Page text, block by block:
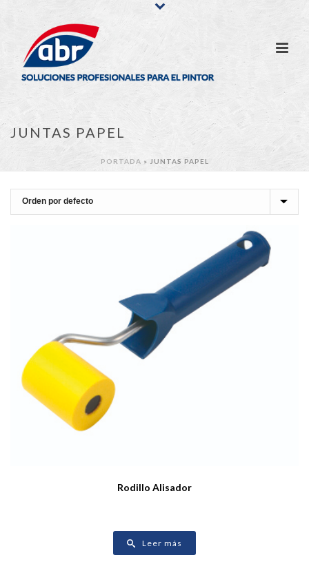
JUNTAS PAPEL
PORTADA » JUNTAS PAPEL
Rodillo Alisador
Leer más